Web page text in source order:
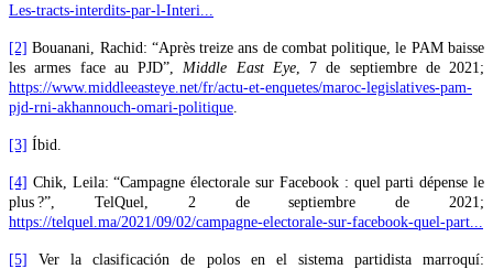
Les-tracts-interdits-par-l-Interi...
[2] Bouanani, Rachid: “Après treize ans de combat politique, le PAM baisse
les armes face au PJD”, Middle East Eye, 7 de septiembre de 2021;
https://www.middleeasteye.net/fr/actu-et-enquetes/maroc-legislatives-pam-
pjd-rni-akhannouch-omari-politique
[3] Íbid.
[4] Chik, Leila: “Campagne électorale sur Facebook : quel parti dépense le
plus ?”, TelQuel, 2 de septiembre de 2021;
https://telquel.ma/2021/09/02/campagne-electorale-sur-facebook-quel-part...
[5] Ver la clasificación de polos en el sistema partidista marroquí: